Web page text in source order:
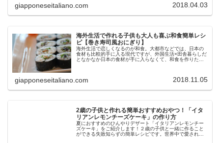
giapponeseitaliano.com 2018.04.03
海外生活で作れる子供も大人も喜ぶ和食簡単レシ
ピ【巻き寿司風おにぎり】
海外生活で恋しくなるのが和食。大都市などでは、日本の
食材も比較的手に入る現代ですが、外国生活×田舎暮らしだ
となかなか日本の食材が手に入らなくて、和食を作りたい
giapponeseitaliano.com 2018.11.05
2歳の子供と作れる簡単おすすめおやつ！「イタ
リアンレモンチーズケーキ」の作り方
夏におすすめのひんやりデザート「イタリアンレモンチー
ズケーキ」をご紹介します！２歳の子供と一緒に作ること
ができる失敗知らずの簡単レシピです。世界中で愛される